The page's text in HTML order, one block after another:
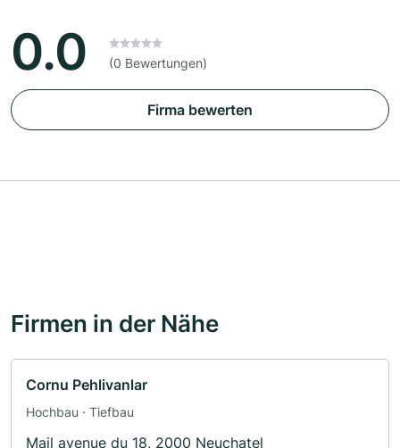
0.0 (0 Bewertungen)
Firma bewerten
Firmen in der Nähe
Cornu Pehlivanlar
Hochbau · Tiefbau
Mail avenue du 18, 2000 Neuchatel